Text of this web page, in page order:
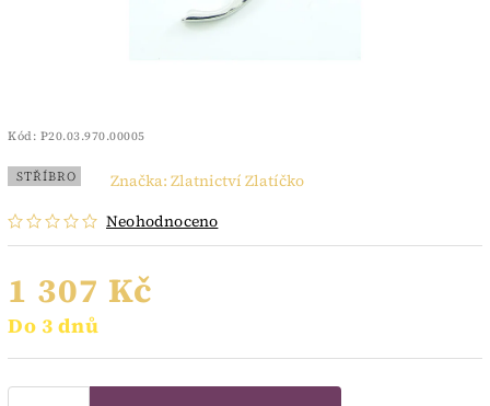
Kód: P20.03.970.00005
STŘÍBRO
Neohodnoceno
Značka: Zlatnictví Zlatíčko
1 307 Kč
Do 3 dnů